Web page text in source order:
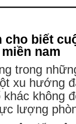
cho biết
nam
trong
xu hướng
không
lượng